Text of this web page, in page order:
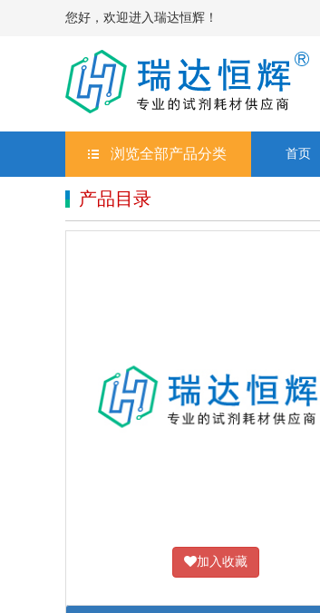
您好，欢迎进入瑞达恒辉！
浏览全部产品分类 首页
产品目录
加入收藏